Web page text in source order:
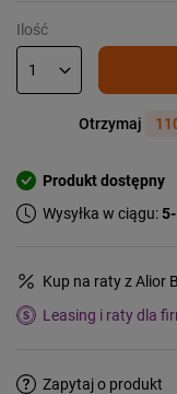
Ilość
Otrzymaj
Produkt dostępny
Wysyłka w ciągu:
Kup na raty z Alior
Leasing i raty dla
Zapytaj o produkt